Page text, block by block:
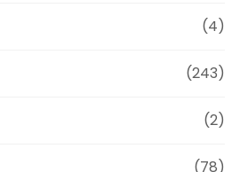
(4)
(243)
(2)
(78)